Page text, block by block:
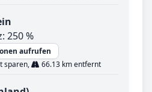
250 %
aufrufen
sparen,
66.13 km entfernt